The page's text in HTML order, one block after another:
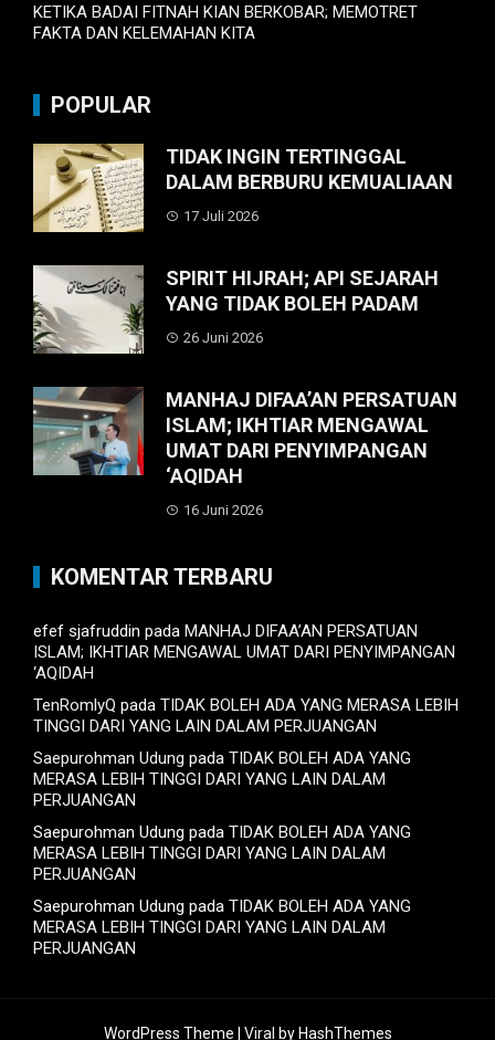
KETIKA BADAI FITNAH KIAN BERKOBAR; MEMOTRET
FAKTA DAN KELEMAHAN KITA
POPULAR
TIDAK INGIN TERTINGGAL
DALAM BERBURU KEMUALIAAN
17 Juli 2026
SPIRIT HIJRAH; API SEJARAH
YANG TIDAK BOLEH PADAM
26 Juni 2026
MANHAJ DIFAA’AN PERSATUAN
ISLAM; IKHTIAR MENGAWAL
UMAT DARI PENYIMPANGAN
‘AQIDAH
16 Juni 2026
KOMENTAR TERBARU
efef sjafruddin pada MANHAJ DIFAA’AN PERSATUAN
ISLAM; IKHTIAR MENGAWAL UMAT DARI PENYIMPANGAN
‘AQIDAH
TenRomlyQ pada TIDAK BOLEH ADA YANG MERASA LEBIH
TINGGI DARI YANG LAIN DALAM PERJUANGAN
Saepurohman Udung pada TIDAK BOLEH ADA YANG
MERASA LEBIH TINGGI DARI YANG LAIN DALAM
PERJUANGAN
Saepurohman Udung pada TIDAK BOLEH ADA YANG
MERASA LEBIH TINGGI DARI YANG LAIN DALAM
PERJUANGAN
Saepurohman Udung pada TIDAK BOLEH ADA YANG
MERASA LEBIH TINGGI DARI YANG LAIN DALAM
PERJUANGAN
WordPress Theme | Viral by HashThemes